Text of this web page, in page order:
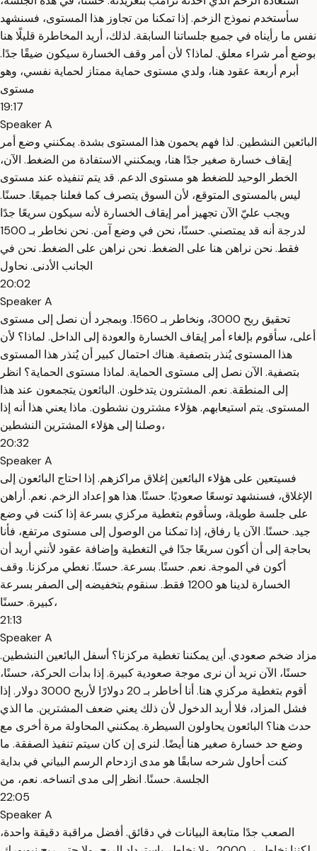
سأستخدم نموذج الزخم. إذا تمكنا من تجاوز هذا المستوى، فسنشهد
نفس ما رأيناه في جميع جلساتنا السابقة. لذلك، أريد المخاطرة قليلًا هنا
بوضع أمر شراء معلق. لماذا؟ لأن أمر وقف الخسارة سيكون ضيقًا جدًا.
أبرم أربعة عقود هنا، ولدي مستوى حماية ممتاز لحماية نفسي، وهو
مستوى
19:17
Speaker A
البائعين النشطين. لذا فهم يحمون هذا المستوى بشدة. يمكنني وضع أمر
إيقاف خسارة صغير جدًا هنا، ويمكنني الاستفادة من الضغط. الآن،
الخطر الوحيد للضغط هو مستوى الدعم. قد يتم تنفيذه عند مستوى
ليس بالمستوى المتوقع، لأن السوق يتصرف كما فعلنا جميعًا. حسنًا.
ويجب عليّ الآن تجهيز أمر إيقاف الخسارة لأنه سيكون سريعًا جدًا
لدرجة أنه قد يمتصني. حسنًا، نحن في وضع آمن. نحن نخاطر بـ 1500
فقط. نحن نراهن هنا على الضغط. نحن نراهن على الضغط. نحن في
الجانب الأدنى. نحاول
20:02
Speaker A
تحقيق ربح 3000، ونخاطر بـ 1560. وبمجرد أن نصل إلى مستوى
أعلى، سأقوم بإلغاء أمر إيقاف الخسارة والعودة إلى الداخل. لماذا؟ لأن
هذا المستوى يُنذر بتصفية. هناك احتمال كبير أن يُنذر هذا المستوى
بتصفية. الآن نصل إلى مستوى الحماية. لماذا مستوى الحماية؟ انظر
إلى المنطقة. نعم. المشترون يتدخلون. البائعون يتجمعون عند هذا
المستوى. يتم استيعابهم. هؤلاء مشترون نشطون. ماذا يعني هذا أنه إذا
وصلنا إلى هؤلاء المشترين النشطين،
20:32
Speaker A
فسيتعين على هؤلاء البائعين إغلاق مراكزهم. ​​إذا احتاج البائعون إلى
الإغلاق، فسنشهد توسعًا صعوديًا. حسنًا. هذا هو إعداد الزخم. نعم. أراهن
على جلسة طويلة، وسأقوم بتغطية مركزي بسرعة إذا كنت في وضع
جيد. حسنًا. الآن يا رفاق، إذا تمكنا من الوصول إلى مستوى مرتفع، فأنا
بحاجة إلى أن أكون سريعًا جدًا في التغطية وإضافة عقود لأنني أريد أن
أكون في الموجة. نعم. حسنًا. بسرعة. حسنًا. نغطي مركزنا. وقف
الخسارة لدينا هو 1200 فقط. سنقوم بتخفيضه إلى الصفر بسرعة
كبيرة. حسنًا،
21:13
Speaker A
مزاد ضخم صعودي. أين يمكننا تغطية مركزنا؟ أسفل البائعين النشطين.
حسنًا، الآن نريد أن نرى موجة صعودية كبيرة. إذا بدأت الحركة، حسنًا،
أقوم بتغطية مركزي هنا. أنا أخاطر بـ 20 دولارًا لأربح 3000 دولار. إذا
فشل المزاد، فلا أريد الدخول لأن ذلك يعني ضعف المشترين. ما الذي
حدث هنا؟ البائعون يحاولون السيطرة. يمكنني المحاولة مرة أخرى مع
وضع حد خسارة صغير هنا أيضًا. لنرى إن كان سيتم تنفيذ الصفقة. ما
كنت أحاول شرحه سابقًا هو مدى ازدحام الرسم البياني في بداية
الجلسة. حسنًا. انظر إلى مدى اتساخه. نعم، من
22:05
Speaker A
الصعب جدًا متابعة البيانات في دقائق. أفضل مراقبة دقيقة واحدة،